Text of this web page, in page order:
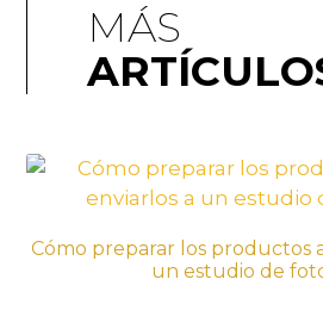
MÁS
Cómo preparar los productos
un estudio de